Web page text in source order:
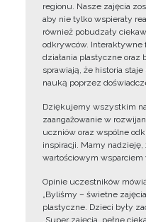
regionu. Nasze zajęcia
aby nie tylko wspierały
również pobudzały
odkrywców. Interaktywne
działania plastyczne
sprawiają, że historia
nauką poprzez
Dziękujemy wszystkim
zaangażowanie w
uczniów oraz wspólne
inspiracji. Mamy
wartościowym
Opinie uczestników
„Byliśmy – świetne
plastyczne. Dzieci były
„Super zajęcia, pełne